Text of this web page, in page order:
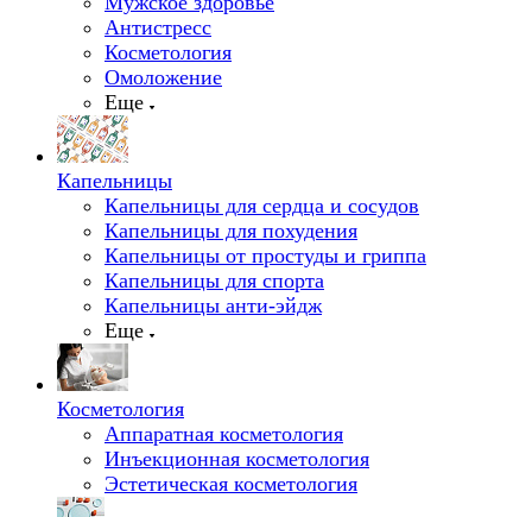
Антистресс
Косметология
Омоложение
Еще
Капельницы
Капельницы для сердца и сосудов
Капельницы для похудения
Капельницы от простуды и гриппа
Капельницы для спорта
Капельницы анти-эйдж
Еще
Косметология
Аппаратная косметология
Инъекционная косметология
Эстетическая косметология